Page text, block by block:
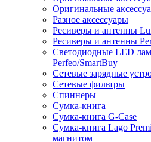
Оригинальные
Разное аксессуары
Ресиверы и антенны
Ресиверы и антенны
Светодиодные LED
Perfeo/SmartBuy
Сетевые зарядные
Сетевые фильтры
Спиннеры
Сумка-книга
Сумка-книга G-Case
Сумка-книга Lago
магнитом